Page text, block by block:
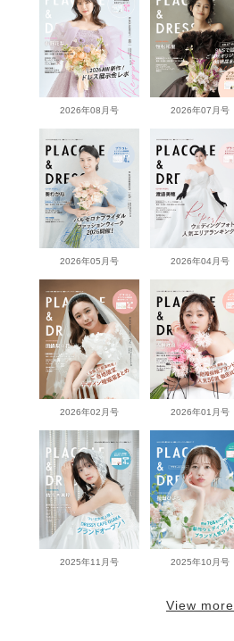
2026年08月号 2026年07月号
2026年05月号 2026年04月号
2026年02月号 2026年01月号
2025年11月号 2025年10月号
View more